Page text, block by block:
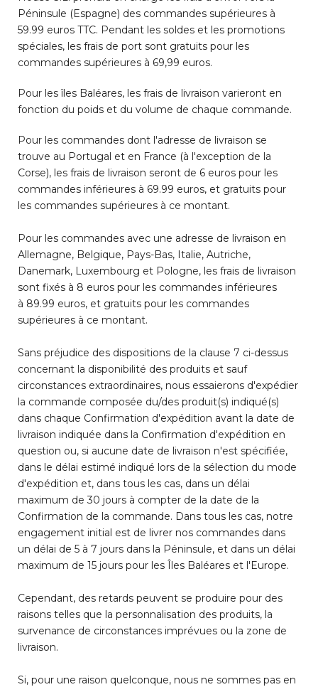
Péninsule (Espagne) des commandes supérieures à
59.99 euros TTC. Pendant les soldes et les promotions
spéciales, les frais de port sont gratuits pour les
commandes supérieures à 69,99 euros.
Pour les îles Baléares, les frais de livraison varieront en
fonction du poids et du volume de chaque commande.
Pour les commandes dont l'adresse de livraison se
trouve au Portugal et en France (à l'exception de la
Corse), les frais de livraison seront de 6 euros pour les
commandes inférieures à 69.99 euros, et gratuits pour
les commandes supérieures à ce montant.
Pour les commandes avec une adresse de livraison en
Allemagne, Belgique, Pays-Bas, Italie, Autriche,
Danemark, Luxembourg et Pologne, les frais de livraison
sont fixés à 8 euros pour les commandes inférieures
à 89.99 euros, et gratuits pour les commandes
supérieures à ce montant.
Sans préjudice des dispositions de la clause 7 ci-dessus
concernant la disponibilité des produits et sauf
circonstances extraordinaires, nous essaierons d'expédier
la commande composée du/des produit(s) indiqué(s)
dans chaque Confirmation d'expédition avant la date de
livraison indiquée dans la Confirmation d'expédition en
question ou, si aucune date de livraison n'est spécifiée,
dans le délai estimé indiqué lors de la sélection du mode
d'expédition et, dans tous les cas, dans un délai
maximum de 30 jours à compter de la date de la
Confirmation de la commande. Dans tous les cas, notre
engagement initial est de livrer nos commandes dans
un délai de 5 à 7 jours dans la Péninsule, et dans un délai
maximum de 15 jours pour les Îles Baléares et l'Europe.
Cependant, des retards peuvent se produire pour des
raisons telles que la personnalisation des produits, la
survenance de circonstances imprévues ou la zone de
livraison.
Si, pour une raison quelconque, nous ne sommes pas en